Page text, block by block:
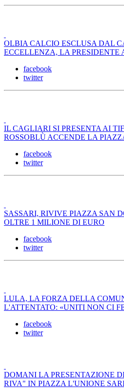
OLBIA CALCIO ESCLUSA DAL
ECCELLENZA, LA PRESIDENTE
facebook
twitter
IL CAGLIARI SI PRESENTA AI
ROSSOBLÙ ACCENDE LA
facebook
twitter
SASSARI, RIVIVE PIAZZA SAN
OLTRE 1 MILIONE DI EURO
facebook
twitter
LULA, LA FORZA DELLA
L'ATTENTATO: «UNITI NON CI
facebook
twitter
DOMANI LA PRESENTAZIONE
RIVA" IN PIAZZA L'UNIONE